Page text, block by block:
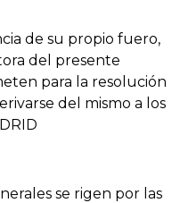
de su propio fuero,
del presente
para la resolución
del mismo a los
se rigen por las